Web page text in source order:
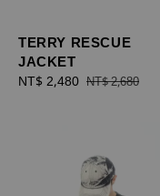
TERRY RESCUE
JACKET
Sale
NT$ 2,480 Regular
NT$ 2,680